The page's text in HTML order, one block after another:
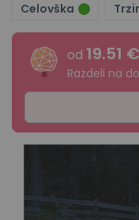
Celovška
od 19.51 €
Razdeli na